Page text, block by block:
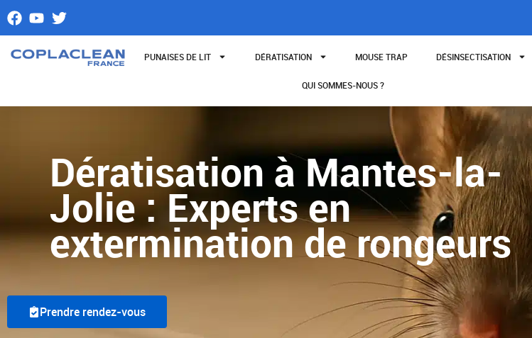
Aller
au
contenu
PUNAISES DE LIT DÉRATISATION MOUSE TRAP DÉSINSECTISATION
QUI SOMMES-NOUS ?
Dératisation à Mantes-la-
Jolie : Experts en
extermination de rongeurs
Prendre rendez-vous